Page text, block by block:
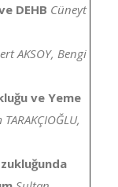
DEHB Cüneyt
AKSOY, Bengi
ve Yeme